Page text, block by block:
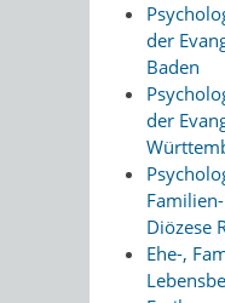
der
Baden
der
Diözese
Ehe-,